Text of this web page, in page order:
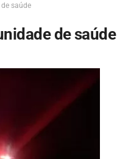
saúde
de saúde